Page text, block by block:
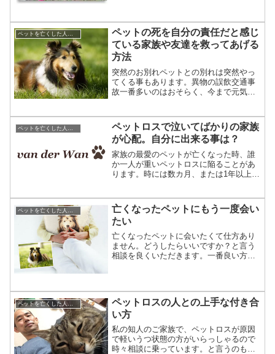
ペットを亡くした人への対応,言葉,贈り物
ペットの死を自分の責任だと感じ
ている家族や友達を救ってあげる
方法
突然のお別れペットとの別れは突然やっ
てくる事もあります。異物の誤飲交通事
故一番多いのはおそらく、今まで元気だ
ん。我が家もそうでした。そんな時に飼
い主は自分を責めてしまい...
ペットを亡くした人への対応,言葉,贈り物
ペットロスで泣いてばかりの家族
が心配。自分に出来る事は？
家族の最愛のペットが亡くなった時、誰
か一人が重いペットロスに陥ることがあ
ります。時には数カ月、または1年以上続
か。ペットロスから立ち直れない人を救
うため、家族に出来る事...
亡くなったペットにもう一度会い
たい
亡くなったペットに会いたくて仕方あり
ません。どうしたらいいですか？と言う
相談を良くいただきます。一番良い方法
アルグッズをご注文下さり...
ペットロスの人との上手な付き合
い方
私の知人のご家族で、ペットロスが原因
で軽いうつ状態の方がいらっしゃるので
時々相談に乗っています。と言うのも、